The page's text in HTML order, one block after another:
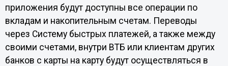
приложения будут доступны все операции по
вкладам и накопительным счетам. Переводы
через Систему быстрых платежей, а также между
своими счетами, внутри ВТБ или клиентам других
банков с карты на карту будут осуществляться в